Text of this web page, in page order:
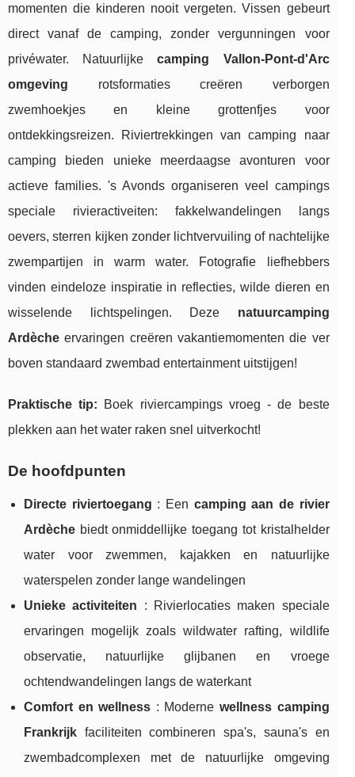
momenten die kinderen nooit vergeten. Vissen gebeurt
direct vanaf de camping, zonder vergunningen voor
privéwater. Natuurlijkecamping Vallon-Pont-d'Arc
omgeving rotsformaties creëren verborgen
zwemhoekjes en kleine grottenfjes voor
ontdekkingsreizen. Riviertrekkingen van camping naar
camping bieden unieke meerdaagse avonturen voor
actieve families. 's Avonds organiseren veel campings
speciale rivieractiveiten: fakkelwandelingen langs
oevers, sterren kijken zonder lichtvervuiling of nachtelijke
zwempartijen in warm water. Fotografie liefhebbers
vinden eindeloze inspiratie in reflecties, wilde dieren en
wisselende lichtspelingen. Deze natuurcamping
Ardèche ervaringen creëren vakantiemomenten die ver
boven standaard zwembad entertainment uitstijgen!
Praktische tip: Boek riviercampings vroeg - de beste
plekken aan het water raken snel uitverkocht!
De hoofdpunten
Directe riviertoegang : Een camping aan de rivier
Ardèche biedt onmiddellijke toegang tot kristalhelder
water voor zwemmen, kajakken en natuurlijke
waterspelen zonder lange wandelingen
Unieke activiteiten : Rivierlocaties maken speciale
ervaringen mogelijk zoals wildwater rafting, wildlife
observatie, natuurlijke glijbanen en vroege
ochtendwandelingen langs de waterkant
Comfort en wellness : Moderne wellness camping
Frankrijk faciliteiten combineren spa's, sauna's en
zwembadcomplexen met de natuurlijke omgeving